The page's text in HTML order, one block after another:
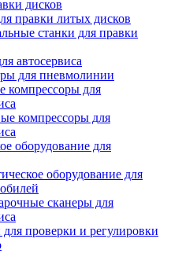
дисков
правки литых дисков
станки для правки
автосервиса
для пневмолинии
компрессоры для
компрессоры для
оборудование для
оборудование для
сканеры для
проверки и регулировки